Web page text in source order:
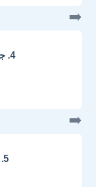
➡️
4. جمع‌آوری و تحلیل داده
➡️
5. نگارش مقاله اولیه